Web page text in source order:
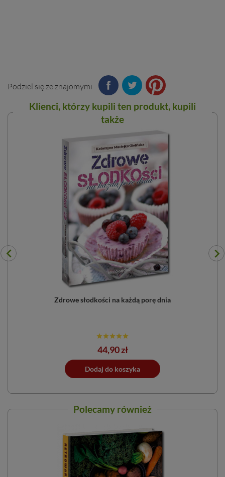
Podziel się ze znajomymi
Klienci, którzy kupili ten produkt, kupili
także
Zdrowe słodkości na każdą porę dnia
Cena
44,90 zł
Dodaj do koszyka
Polecamy również